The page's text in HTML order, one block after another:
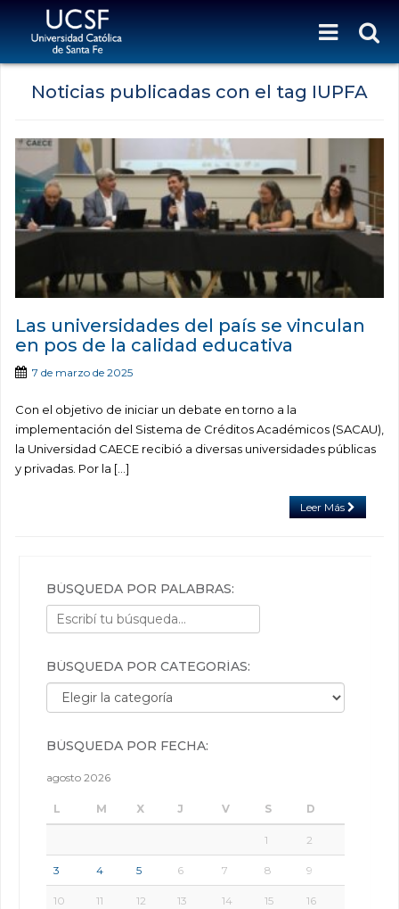
Noticias publicadas con el tag IUPFA
Las universidades del país se vinculan
en pos de la calidad educativa
7 de marzo de 2025
Con el objetivo de iniciar un debate en torno a la
implementación del Sistema de Créditos Académicos (SACAU),
la Universidad CAECE recibió a diversas universidades públicas
y privadas. Por la […]
Leer Más
BÚSQUEDA POR PALABRAS:
BÚSQUEDA POR CATEGORÍAS:
Búsqueda por categorías:
BÚSQUEDA POR FECHA:
agosto 2026
L M X J V S D
1 2
3 4 5 6 7 8 9
10 11 12 13 14 15 16